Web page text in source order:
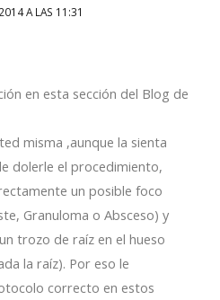
A LAS 11:31
en esta sección del Blog de
misma ,aunque la sienta
dolerle el procedimiento,
un posible foco
Granuloma o Absceso) y
trozo de raíz en el hueso
la raíz). Por eso le
correcto en estos